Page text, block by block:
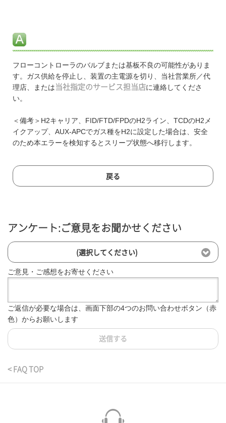
フローコントローラのバルブまたは基板不良の可能性がありま
す。ガス供給を停止し、装置の主電源を切り、当社営業所／代
理店、または 当社指定のサービス担当店に連絡してくださ
い。
＜備考＞H2キャリア、FID/FTD/FPDのH2ライン、TCDのH2メ
イクアップ、AUX-APCでガス種をH2に設定した場合は、安全
のため本エラーを検知するとスリープ状態へ移行します。
戻る
アンケート:ご意見をお聞かせください
(選択してください)
ご意見・ご感想をお寄せください
ご返信が必要な場合は、画面下部の4つのお問い合わせボタン（赤
色）からお願いします
送信する
< FAQ TOP